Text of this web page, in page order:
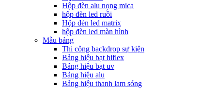
Hộp đèn alu nọng mica
hộp đèn led ruồi
Hộp đèn led matrix
hộp đèn led màn hình
Mẫu bảng
Thi công backdrop sự kiện
Bảng hiệu bạt hiflex
Bảng hiệu bạt uv
Bảng hiệu alu
Bảng hiệu thanh lam sóng